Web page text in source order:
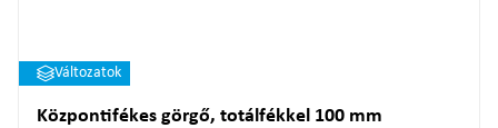
Változatok
Központifékes görgő, totálfékkel 100 mm